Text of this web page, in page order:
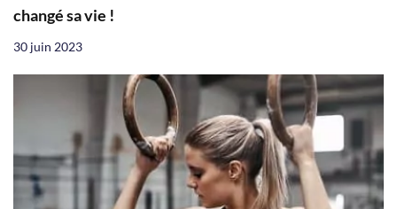
changé sa vie !
30 juin 2023